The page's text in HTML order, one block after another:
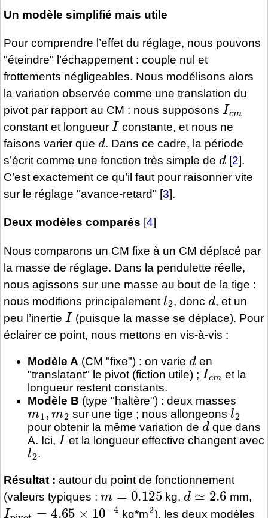
Un modèle simplifié mais utile
Pour comprendre l’effet du réglage, nous pouvons
"éteindre" l’échappement : couple nul et
frottements négligeables. Nous modélisons alors
la variation observée comme une translation du
pivot par rapport au CM : nous supposons
Ic m
constant et longueur
I
constante, et nous ne
faisons varier que
d
. Dans ce cadre, la période
s’écrit comme une fonction très simple de
d
[2].
C’est exactement ce qu’il faut pour raisonner vite
sur le réglage "avance-retard" [3].
Deux modèles comparés [4]
Nous comparons un CM fixe à un CM déplacé par
la masse de réglage. Dans la pendulette réelle,
nous agissons sur une masse au bout de la tige :
nous modifions principalement
l2
, donc
d
, et un
peu l’inertie
I
(puisque la masse se déplace). Pour
éclairer ce point, nous mettons en vis-à-vis :
Modèle A (CM "fixe") : on varie
d
en
"translatant" le pivot (fiction utile) ;
Ic
et la
longueur restent constants.
Modèle B (type "haltère") : deux masses
m1,m2
sur une tige ; nous allongeons
l2
pour obtenir la même variation de
d
que dans
A. Ici,
I
et la longueur effective changent avec
l2
.
Résultat : autour du point de fonctionnement
(valeurs typiques :
m=0.125
kg,
d≃2.6
mm,
Ipivot 4.65× 10−4
kg*m
2
), les deux modèles